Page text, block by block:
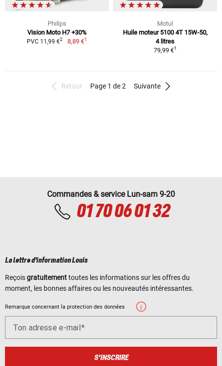
Philips
Vision Moto H7 +30%
PVC 11,99 €2 8,89 €1
Motul
Huile moteur 5100 4T 15W-50,
4 litres
79,99 €1
Retour Page 1 de 2 Suivante
Commandes & service Lun-sam 9-20
01 70 06 01 32
La lettre d'information Louis
Reçoisgratuitementtoutes les informations sur les offres du
moment, les bonnes affaires ou les nouveautés intéressantes.
Remarque concernant la protection des données
Ton adresse e-mail
S'INSCRIRE